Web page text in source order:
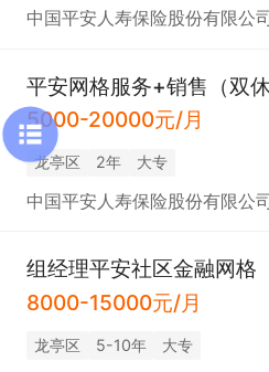
平安网格服务+销售（双
5000-20000元/月
龙亭区 2年 大专
组经理平安社区金融网格
8000-15000元/月
龙亭区 5-10年 大专